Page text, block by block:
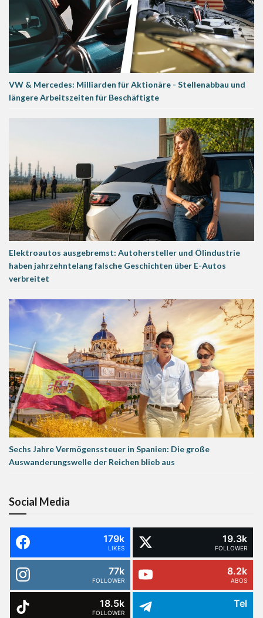
VW & Mercedes: Milliarden für Aktionäre - Stellenabbau und
längere Arbeitszeiten für Beschäftigte
Elektroautos ausgebremst: Autohersteller und Ölindustrie
haben jahrzehntelang falsche Geschichten über E-Autos
verbreitet
Sechs Jahre Vermögenssteuer in Spanien: Die große
Auswanderungswelle der Reichen blieb aus
Social Media
179k
LIKES
19.3k
FOLLOWER
77k
FOLLOWER
8.2k
ABOS
18.5k
FOLLOWER
Tel